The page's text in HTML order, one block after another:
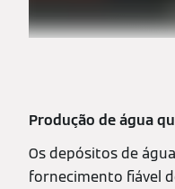
Produção de água
Os depósitos de
fornecimento fiável